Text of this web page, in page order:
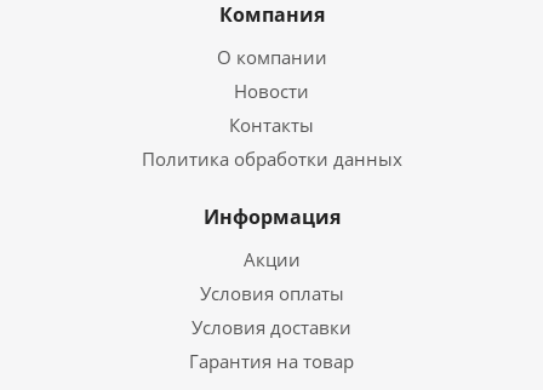
Компания
О компании
Новости
Контакты
Политика обработки данных
Информация
Акции
Условия оплаты
Условия доставки
Гарантия на товар